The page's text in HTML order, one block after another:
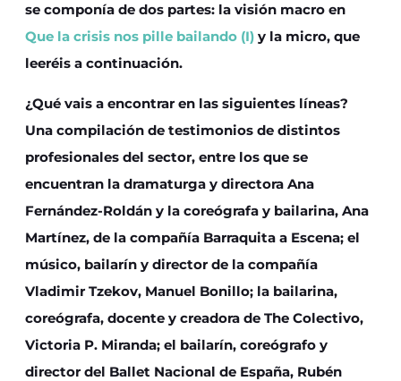
se componía de dos partes: la visión macro en
Que la crisis nos pille bailando (I) y la micro, que
leeréis a continuación.
¿Qué vais a encontrar en las siguientes líneas?
Una compilación de testimonios de distintos
profesionales del sector, entre los que se
encuentran la dramaturga y directora Ana
Fernández-Roldán y la coreógrafa y bailarina, Ana
Martínez, de la compañía Barraquita a Escena; el
músico, bailarín y director de la compañía
Vladimir Tzekov, Manuel Bonillo; la bailarina,
coreógrafa, docente y creadora de The Colectivo,
Victoria P. Miranda; el bailarín, coreógrafo y
director del Ballet Nacional de España, Rubén